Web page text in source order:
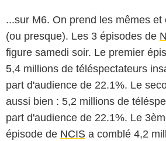
...sur M6. On prend les mêmes et
(ou presque). Les 3 épisodes de
figure samedi soir. Le premier
5,4 millions de téléspectateurs
part d'audience de 22.1%. Le
aussi bien : 5,2 millions de
part d'audience de 22.1%. Le
épisode de NCIS a comblé 4,2